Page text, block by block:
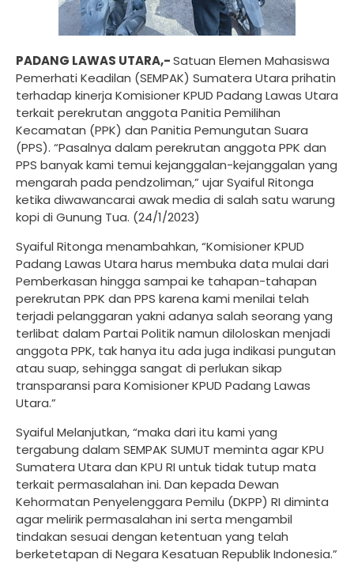
PADANG LAWAS UTARA,-Satuan Elemen Mahasiswa
Pemerhati Keadilan (SEMPAK) Sumatera Utara prihatin
terhadap kinerja Komisioner KPUD Padang Lawas Utara
terkait perekrutan anggota Panitia Pemilihan
Kecamatan (PPK) dan Panitia Pemungutan Suara
(PPS). “Pasalnya dalam perekrutan anggota PPK dan
PPS banyak kami temui kejanggalan-kejanggalan yang
mengarah pada pendzoliman,” ujar Syaiful Ritonga
ketika diwawancarai awak media di salah satu warung
kopi di Gunung Tua. (24/1/2023)
Syaiful Ritonga menambahkan, “Komisioner KPUD
Padang Lawas Utara harus membuka data mulai dari
Pemberkasan hingga sampai ke tahapan-tahapan
perekrutan PPK dan PPS karena kami menilai telah
terjadi pelanggaran yakni adanya salah seorang yang
terlibat dalam Partai Politik namun diloloskan menjadi
anggota PPK, tak hanya itu ada juga indikasi pungutan
atau suap, sehingga sangat di perlukan sikap
transparansi para Komisioner KPUD Padang Lawas
Utara.”
Syaiful Melanjutkan, “maka dari itu kami yang
tergabung dalam SEMPAK SUMUT meminta agar KPU
Sumatera Utara dan KPU RI untuk tidak tutup mata
terkait permasalahan ini. Dan kepada Dewan
Kehormatan Penyelenggara Pemilu (DKPP) RI diminta
agar melirik permasalahan ini serta mengambil
tindakan sesuai dengan ketentuan yang telah
berketetapan di Negara Kesatuan Republik Indonesia.”